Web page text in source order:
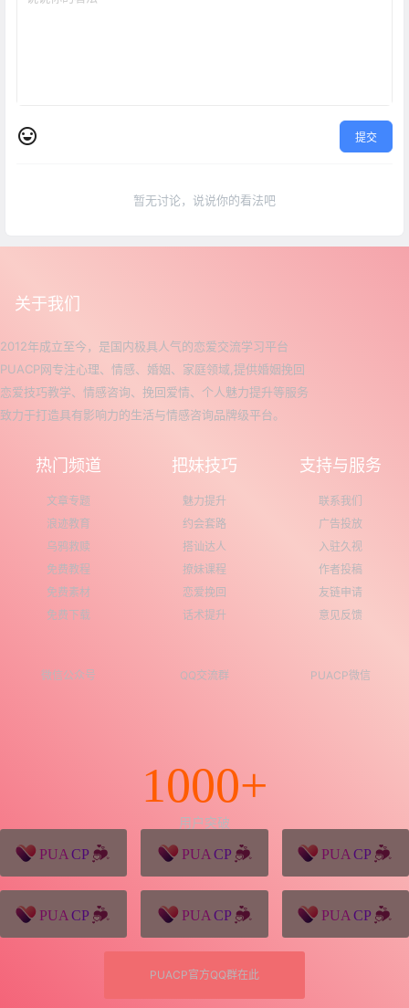
提交
暂无讨论，说说你的看法吧
关于我们
2012年成立至今，是国内极具人气的恋爱交流学习平台
PUACP网专注心理、情感、婚姻、家庭领域,提供婚姻挽回
恋爱技巧教学、情感咨询、挽回爱情、个人魅力提升等服务
致力于打造具有影响力的生活与情感咨询品牌级平台。
热门频道
文章专题
浪迹教育
乌鸦救赎
免费教程
免费素材
免费下载
把妹技巧
魅力提升
约会套路
搭讪达人
撩妹课程
恋爱挽回
话术提升
支持与服务
联系我们
广告投放
入驻久视
作者投稿
友链申请
意见反馈
微信公众号 QQ交流群 PUACP微信
1000+
用户突破
猪八戒源码 win10系统下载 独秀青年
XD学习网
一颗赛艇资源网
PUACP官方QQ群在此